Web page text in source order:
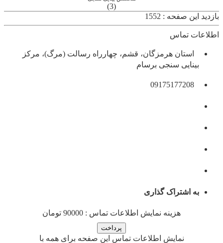
(3)
بازدید این صفحه : 1552
اطلاعات تماس
استان هرمزگان، قشم، چهارراه رسالت (مرگ)، مرکز
بینایی سنجی برسام
09175177208
به اشتراک گذاری
هزینه نمایش اطلاعات تماس : 90000 تومان
نمایش اطلاعات تماس این صفحه برای همه با